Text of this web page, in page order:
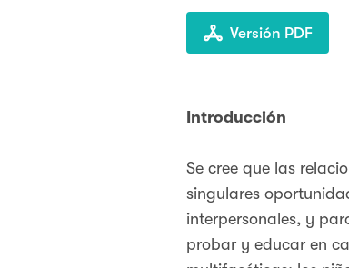
Versión PDF
Introducción
Se cree que las
singulares
interpersonales, y
probar y educar en